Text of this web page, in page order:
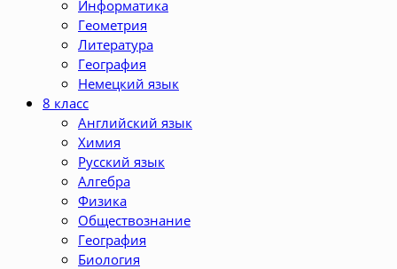
Информатика
Геометрия
Литература
География
Немецкий язык
8 класс
Английский язык
Химия
Русский язык
Алгебра
Физика
Обществознание
География
Биология